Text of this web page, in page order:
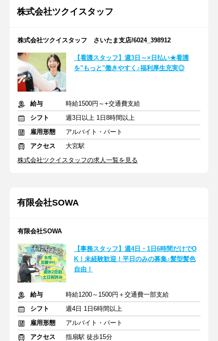
株式会社ツクイスタッフ
株式会社ツクイスタッフ さいたま支店/6024_398912
【看護スタッフ】週3日～×日払い★看護
を"もっと"働きやすく♪福利厚生充実◎
給与
時給1500円～+交通費支給
シフト
週3日以上 1日8時間以上
雇用形態
アルバイト・パート
アクセス
大宮駅
株式会社ツクイスタッフの求人一覧を見る
有限会社SOWA
有限会社SOWA
【事務スタッフ】週4日・1日6時間だけでO
K！未経験歓迎！平日のみの募集♪髪型髪色
自由！
給与
時給1200～1500円＋交通費一部支給
シフト
週4日 1日6時間以上
雇用形態
アルバイト・パート
アクセス
指扇駅 徒歩15分